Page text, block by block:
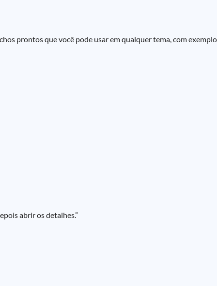
prontos que você pode usar em qualquer tema, com
abrir os detalhes.”